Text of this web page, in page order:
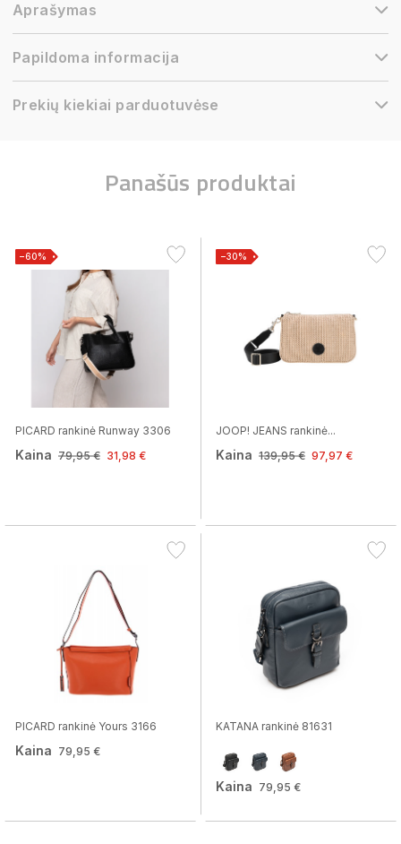
Aprašymas
Papildoma informacija
Prekių kiekiai parduotuvėse
Panašūs produktai
−60%
PICARD rankinė Runway 3306
Kaina 79,95 € 31,98 €
−30%
JOOP! JEANS rankinė...
Kaina 139,95 € 97,97 €
PICARD rankinė Yours 3166
Kaina 79,95 €
KATANA rankinė 81631
Kaina 79,95 €